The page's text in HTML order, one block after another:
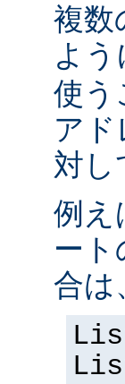
複数
よう
使う
ア
対し
例え
ー
合は